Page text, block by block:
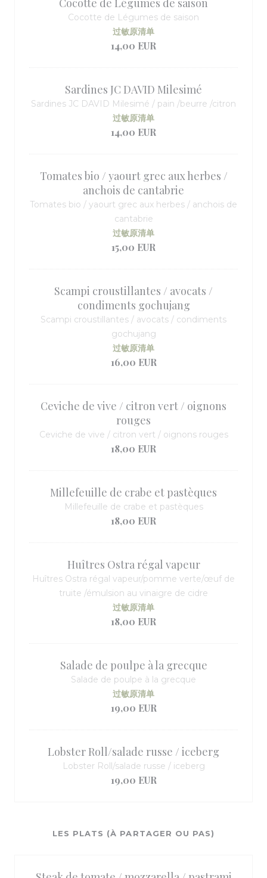
Cocotte de Légumes de saison
Cocotte de Légumes de saison
过敏原清单
14,00 EUR
Sardines JC DAVID Milesimé
Sardines JC DAVID Milesimé / pain /beurre /citron
过敏原清单
14,00 EUR
Tomates bio / yaourt grec aux herbes /
anchois de cantabrie
Tomates bio / yaourt grec aux herbes / anchois de
cantabrie
过敏原清单
15,00 EUR
Scampi croustillantes / avocats /
condiments gochujang
Scampi croustillantes / avocats / condiments
gochujang
过敏原清单
16,00 EUR
Ceviche de vive / citron vert / oignons
rouges
Ceviche de vive / citron vert / oignons rouges
18,00 EUR
Millefeuille de crabe et pastèques
Millefeuille de crabe et pastèques
18,00 EUR
Huîtres Ostra régal vapeur
Huîtres Ostra régal vapeur/pomme verte/œuf de
truite /émulsion au vinaigre de cidre
过敏原清单
18,00 EUR
Salade de poulpe à la grecque
Salade de poulpe à la grecque
过敏原清单
19,00 EUR
Lobster Roll/salade russe / iceberg
Lobster Roll/salade russe / iceberg
19,00 EUR
LES PLATS (À PARTAGER OU PAS)